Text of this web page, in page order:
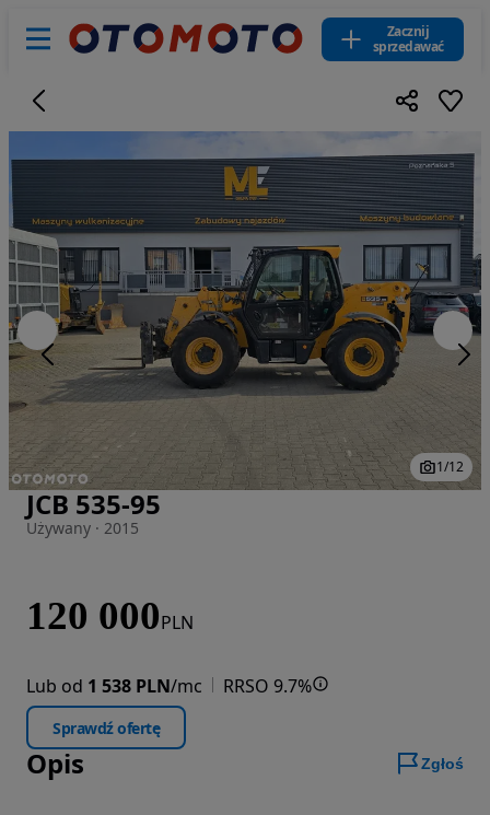
Zacznij
sprzedawać
Zdjęcie 1 z 12
1/12
JCB 535-95
Używany · 2015
120 000PLN
Lub od 1 538 PLN/mc RRSO 9.7%
Sprawdź ofertę
Opis Zgłoś